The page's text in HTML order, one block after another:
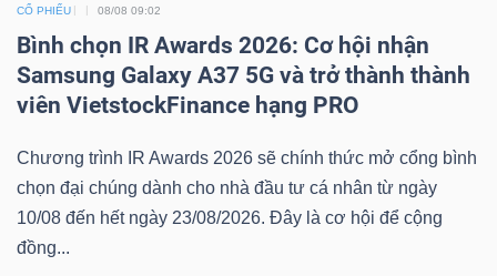
CỔ PHIẾU 08/08 09:02
Bình chọn IR Awards 2026: Cơ hội nhận
Samsung Galaxy A37 5G và trở thành thành
viên VietstockFinance hạng PRO
Chương trình IR Awards 2026 sẽ chính thức mở cổng bình
chọn đại chúng dành cho nhà đầu tư cá nhân từ ngày
10/08 đến hết ngày 23/08/2026. Đây là cơ hội để cộng
đồng...
Báo
cáo
phân
(-)
ngữ